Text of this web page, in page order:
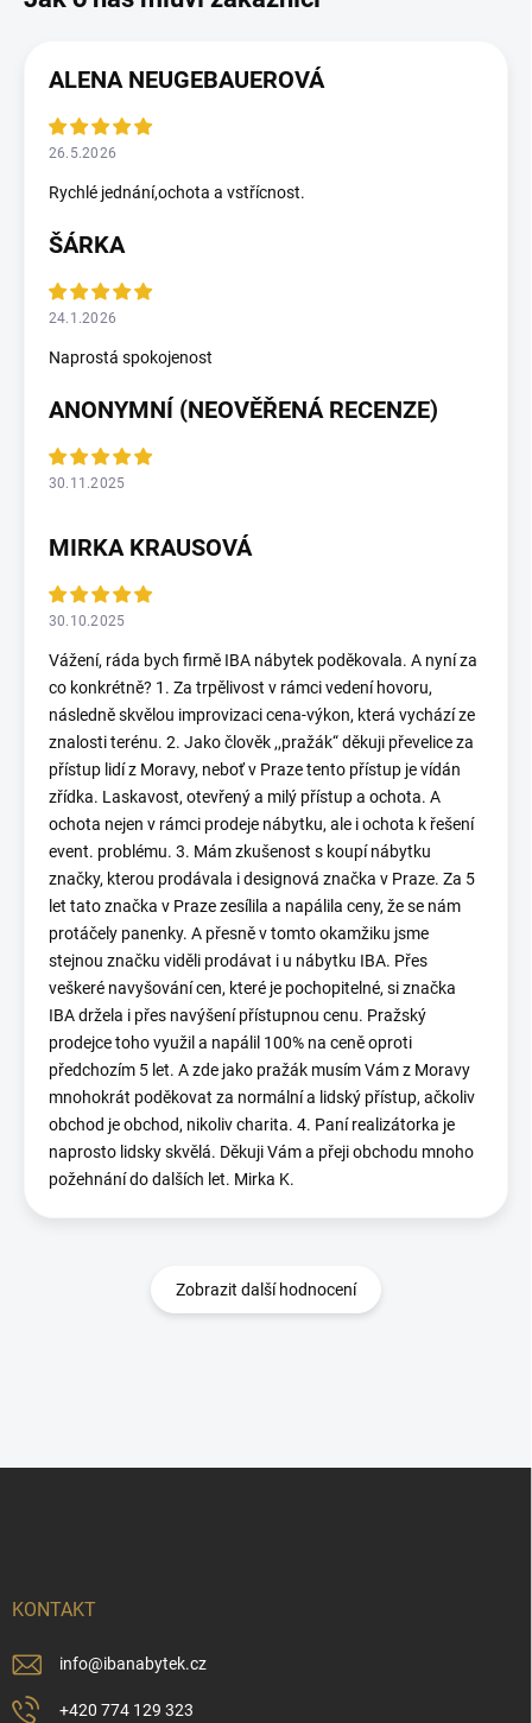
ALENA NEUGEBAUEROVÁ
26.5.2026
Rychlé jednání,ochota a vstřícnost.
ŠÁRKA
24.1.2026
Naprostá spokojenost
ANONYMNÍ (NEOVĚŘENÁ RECENZE)
30.11.2025
MIRKA KRAUSOVÁ
30.10.2025
Vážení, ráda bych firmě IBA nábytek poděkovala. A nyní za
co konkrétně? 1. Za trpělivost v rámci vedení hovoru,
následně skvělou improvizaci cena-výkon, která vychází ze
znalosti terénu. 2. Jako člověk ,,pražák“ děkuji převelice za
přístup lidí z Moravy, neboť v Praze tento přístup je vídán
zřídka. Laskavost, otevřený a milý přístup a ochota. A
ochota nejen v rámci prodeje nábytku, ale i ochota k řešení
event. problému. 3. Mám zkušenost s koupí nábytku
značky, kterou prodávala i designová značka v Praze. Za 5
let tato značka v Praze zesílila a napálila ceny, že se nám
protáčely panenky. A přesně v tomto okamžiku jsme
stejnou značku viděli prodávat i u nábytku IBA. Přes
veškeré navyšování cen, které je pochopitelné, si značka
IBA držela i přes navýšení přístupnou cenu. Pražský
prodejce toho využil a napálil 100% na ceně oproti
předchozím 5 let. A zde jako pražák musím Vám z Moravy
mnohokrát poděkovat za normální a lidský přístup, ačkoliv
obchod je obchod, nikoliv charita. 4. Paní realizátorka je
naprosto lidsky skvělá. Děkuji Vám a přeji obchodu mnoho
požehnání do dalších let. Mirka K.
Zobrazit další hodnocení
KONTAKT
info@ibanabytek.cz
+420 774 129 323